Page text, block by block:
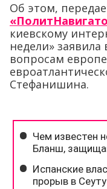
Об этом,
киевскому
недели»
вопросам
Стефанишина.